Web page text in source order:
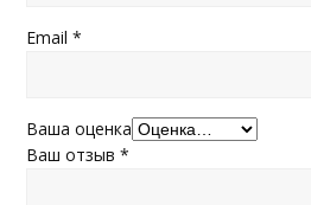
Email*
Ваша оценка
Ваш отзыв*